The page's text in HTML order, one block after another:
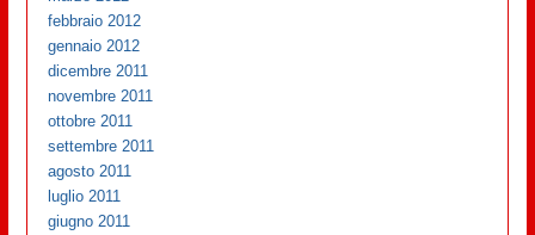
febbraio 2012
gennaio 2012
dicembre 2011
novembre 2011
ottobre 2011
settembre 2011
agosto 2011
luglio 2011
giugno 2011